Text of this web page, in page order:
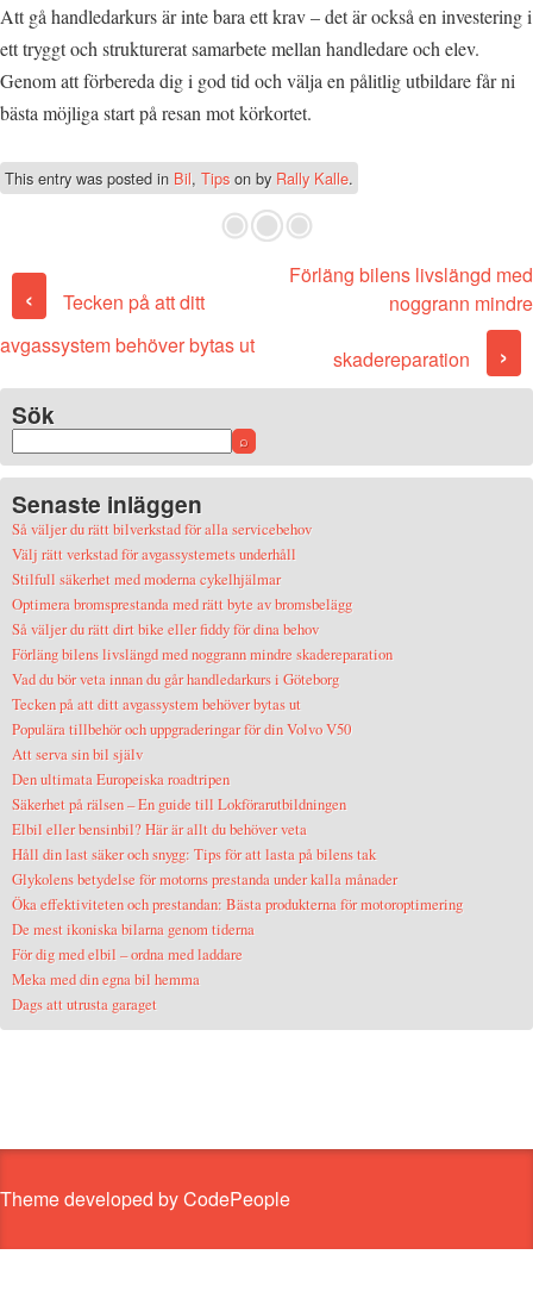
Att gå handledarkurs är inte bara ett krav – det är också en investering i
ett tryggt och strukturerat samarbete mellan handledare och elev.
Genom att förbereda dig i god tid och välja en pålitlig utbildare får ni
bästa möjliga start på resan mot körkortet.
This entry was posted in Bil, Tips on by Rally Kalle.
Post navigation
‹
Tecken på att ditt
avgassystem behöver bytas ut
Förläng bilens livslängd med
noggrann mindre
skadereparation ›
Sök
Senaste inläggen
Så väljer du rätt bilverkstad för alla servicebehov
Välj rätt verkstad för avgassystemets underhåll
Stilfull säkerhet med moderna cykelhjälmar
Optimera bromsprestanda med rätt byte av bromsbelägg
Så väljer du rätt dirt bike eller fiddy för dina behov
Förläng bilens livslängd med noggrann mindre skadereparation
Vad du bör veta innan du går handledarkurs i Göteborg
Tecken på att ditt avgassystem behöver bytas ut
Populära tillbehör och uppgraderingar för din Volvo V50
Att serva sin bil själv
Den ultimata Europeiska roadtripen
Säkerhet på rälsen – En guide till Lokförarutbildningen
Elbil eller bensinbil? Här är allt du behöver veta
Håll din last säker och snygg: Tips för att lasta på bilens tak
Glykolens betydelse för motorns prestanda under kalla månader
Öka effektiviteten och prestandan: Bästa produkterna för motoroptimering
De mest ikoniska bilarna genom tiderna
För dig med elbil – ordna med laddare
Meka med din egna bil hemma
Dags att utrusta garaget
Theme developed by CodePeople